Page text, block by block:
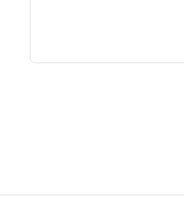
Publications
Travail sérieux